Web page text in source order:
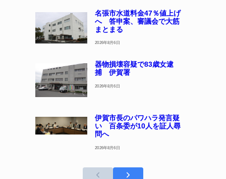
名張市水道料金47％値上げ
へ 答申案、審議会で大筋
まとまる
2026年8月6日
器物損壊容疑で83歳女逮
捕 伊賀署
2026年8月6日
伊賀市長のパワハラ発言疑
い 百条委が10人を証人尋
問へ
2026年8月6日